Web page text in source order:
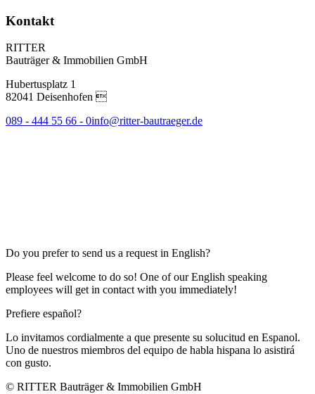
Kontakt
RITTER
Bauträger & Immobilien GmbH
Hubertusplatz 1
82041 Deisenhofen 
089 - 444 55 66 - 0info@ritter-bautraeger.de
Do you prefer to send us a request in English?
Please feel welcome to do so! One of our English speaking
employees will get in contact with you immediately!
Prefiere español?
Lo invitamos cordialmente a que presente su solucitud en Espanol.
Uno de nuestros miembros del equipo de habla hispana lo asistirá
con gusto.
© RITTER Bauträger & Immobilien GmbH